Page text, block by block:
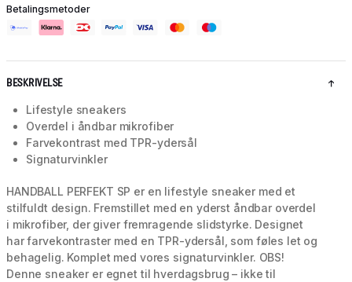
Betalingsmetoder
BESKRIVELSE
Lifestyle sneakers
Overdel i åndbar mikrofiber
Farvekontrast med TPR-ydersål
Signaturvinkler
HANDBALL PERFEKT SP er en lifestyle sneaker med et
stilfuldt design. Fremstillet med en yderst åndbar overdel
i mikrofiber, der giver fremragende slidstyrke. Designet
har farvekontraster med en TPR-ydersål, som føles let og
behagelig. Komplet med vores signaturvinkler. OBS!
Denne sneaker er egnet til hverdagsbrug – ikke til